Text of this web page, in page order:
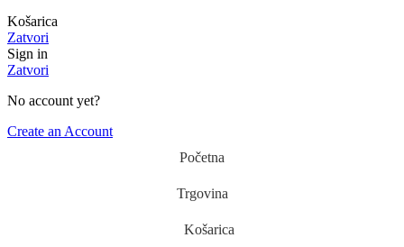
Košarica
Zatvori
Sign in
Zatvori
No account yet?
Create an Account
Početna
Trgovina
Košarica